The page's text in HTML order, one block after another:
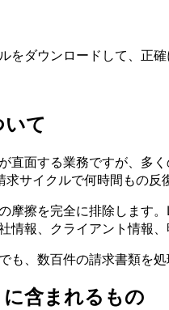
をダウンロードして、正
て
直面する業務ですが、多
サイクルで何時間もの反
摩擦を完全に排除します
情報、クライアント情報
も、数百件の請求書類を
含まれるもの